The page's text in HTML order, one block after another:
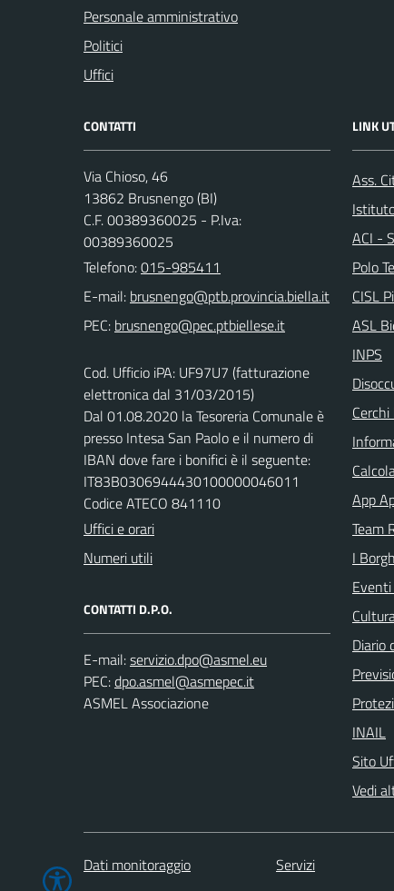
Personale amministrativo
Politici
Uffici
CONTATTI
Via Chioso, 46
13862 Brusnengo (BI)
C.F. 00389360025 - P.Iva:
00389360025
Telefono:015-985411
E-mail:
PEC:
Cod. Ufficio iPA: UF97U7 (fatturazione
elettronica dal 31/03/2015)
Dal 01.08.2020 la Tesoreria Comunale è
presso Intesa San Paolo e il numero di
IBAN dove fare i bonifici è il seguente:
IT83B0306944430100000046011
Codice ATECO 841110
Uffici e orari
Numeri utili
CONTATTI D.P.O.
E-mail:
PEC:
ASMEL Associazione
LINK
Ass.
ACI -
Polo
CISL
ASL
INPS
App
Team
I
Diario
INAIL
Sito
Vedi
Dati monitoraggio Servizi